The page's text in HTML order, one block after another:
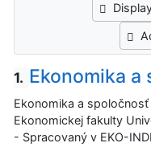
1. Ekonomika a
Ekonomika a
Ekonomickej fakulty
- Spracovaný v EKO-